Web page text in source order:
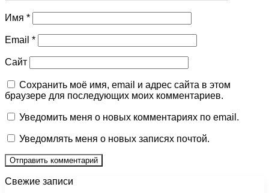
Имя *
Email *
Сайт
Сохранить моё имя, email и адрес сайта в этом
браузере для последующих моих комментариев.
Уведомить меня о новых комментариях по email.
Уведомлять меня о новых записях почтой.
Свежие записи